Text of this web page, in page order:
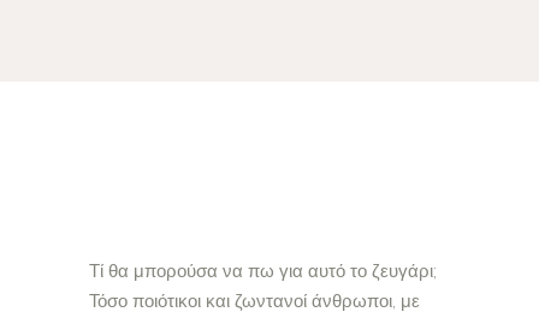
Τί θα μπορούσα να πω για αυτό το ζευγάρι;
Τόσο ποιότικοι και ζωντανοί άνθρωποι, με